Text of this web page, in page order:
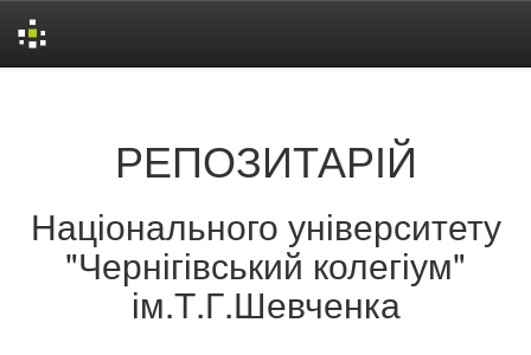
РЕПОЗИТАРІЙ
Національного університету
"Чернігівський колегіум"
ім.Т.Г.Шевченка